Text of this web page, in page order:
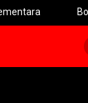
Bonek